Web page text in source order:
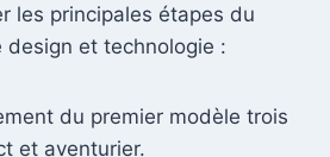
les principales étapes du
design et technologie :
du premier modèle trois
et aventurier.